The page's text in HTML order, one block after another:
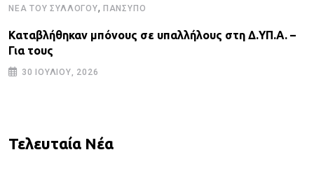
ΝΈΑ ΤΟΥ ΣΥΛΛΌΓΟΥ, ΠΑΝΣΥΠΟ
Καταβλήθηκαν μπόνους σε υπαλλήλους στη Δ.ΥΠ.Α. –
Για τους
30 ΙΟΥΛΊΟΥ, 2026
Τελευταία Νέα